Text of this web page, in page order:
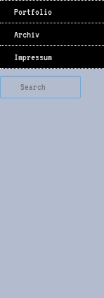
Portfolio
Archiv
Impressum